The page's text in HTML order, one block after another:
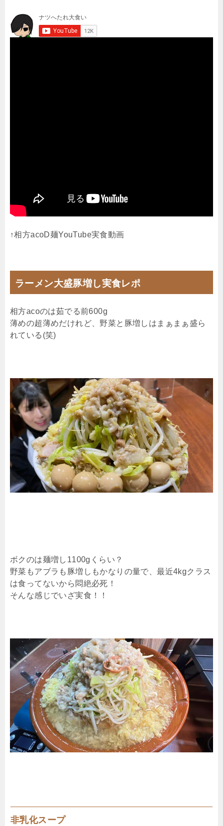
↑相方acoD麺YouTube実食動画
ラーメン大盛豚増し実食レポ
相方acoのは茹でる前600g
薄めの超薄めだけれど、野菜と豚増しはまぁまぁ盛ら
れている(笑)
ボクのは麺増し1100gくらい？
野菜もアブラも豚増しもかなりの量で、最近4kgクラス
は食ってないから悶絶必死！
そんな感じでいざ実食！！
非乳化スープ